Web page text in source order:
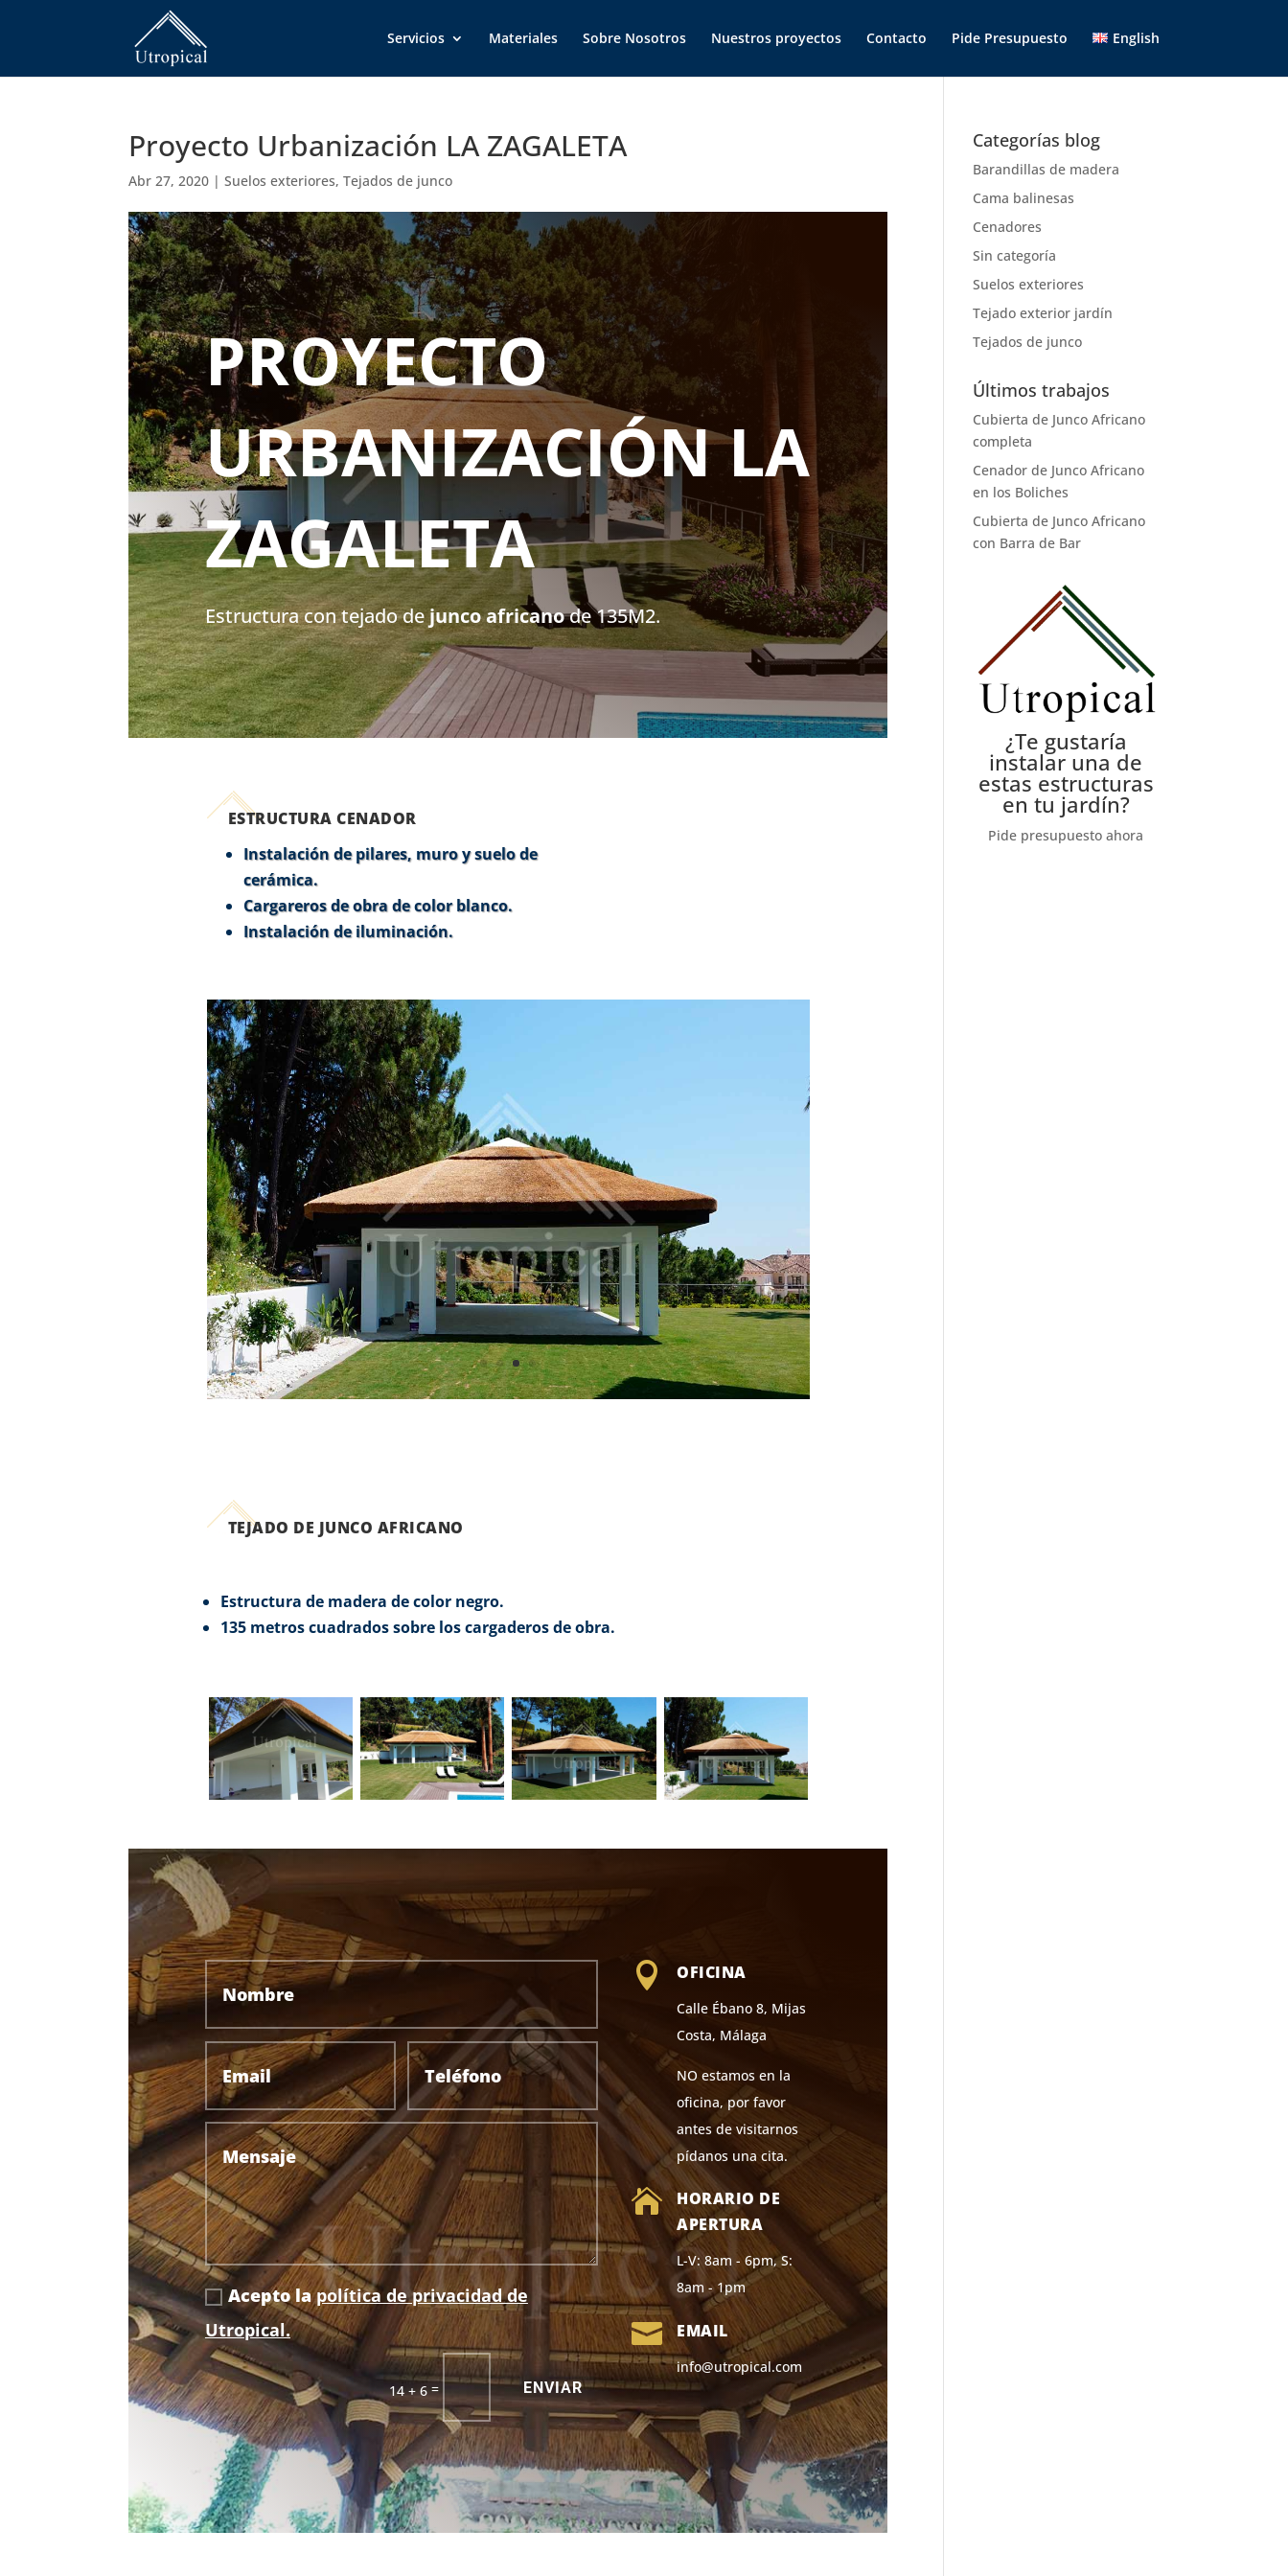
Servicios Materiales Sobre Nosotros Nuestros proyectos Contacto Pide Presupuesto English
Proyecto Urbanización LA ZAGALETA
Abr 27, 2020 |Suelos exteriores,Tejados de junco
PROYECTO
URBANIZACIÓN LA
ZAGALETA
Estructura con tejado dejunco africanode 135M2.
ESTRUCTURA CENADOR
Instalación de pilares, muro y suelo de
cerámica.
Cargareros de obra de color blanco.
Instalación de iluminación.
TEJADO DE JUNCO AFRICANO
Estructura de madera de color negro.
135 metros cuadrados sobre los cargaderos de obra.
Acepto lapolítica de privacidad de
Utropical.
14 + 6 = ENVIAR
 OFICINA
Calle Ébano 8, Mijas
Costa, Málaga
NO estamos en la
oficina, por favor
antes de visitarnos
pídanos una cita.

HORARIO DE
APERTURA
L-V: 8am - 6pm, S:
8am - 1pm
 EMAIL
info@utropical.com
Categorías blog
Barandillas de madera
Cama balinesas
Cenadores
Sin categoría
Suelos exteriores
Tejado exterior jardín
Tejados de junco
Últimos trabajos
Cubierta de Junco Africano
completa
Cenador de Junco Africano
en los Boliches
Cubierta de Junco Africano
con Barra de Bar
¿Te gustaría
instalar una de
estas estructuras
en tu jardín?
Pide presupuesto ahora